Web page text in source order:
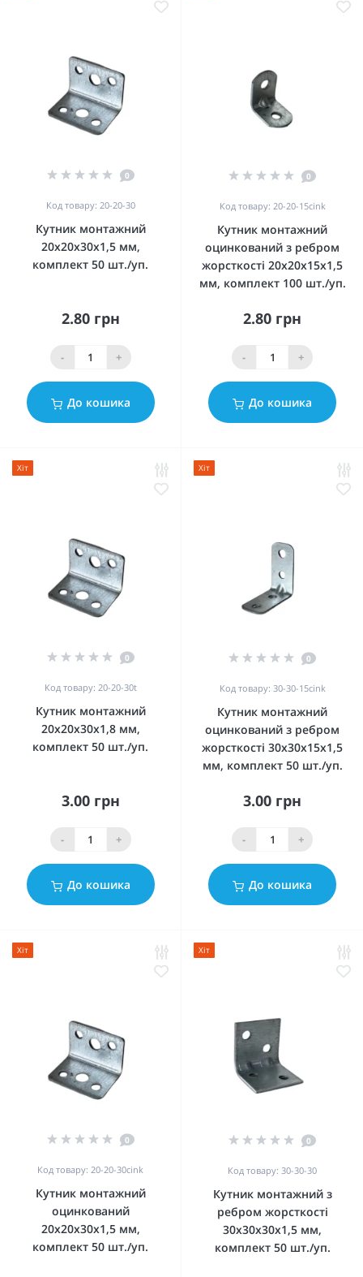
0
Код товару: 20-20-30
Кутник монтажний
20x20x30x1,5 мм,
комплект 50 шт./уп.
2.80 грн
- +
До кошика
0
Код товару: 20-20-15cink
Кутник монтажний
оцинкований з ребром
жорсткості 20x20x15x1,5
мм, комплект 100 шт./уп.
2.80 грн
- +
До кошика
Хіт
0
Код товару: 20-20-30t
Кутник монтажний
20x20x30x1,8 мм,
комплект 50 шт./уп.
3.00 грн
- +
До кошика
Хіт
0
Код товару: 30-30-15cink
Кутник монтажний
оцинкований з ребром
жорсткості 30x30x15x1,5
мм, комплект 50 шт./уп.
3.00 грн
- +
До кошика
Хіт
0
Код товару: 20-20-30cink
Кутник монтажний
оцинкований
20x20x30x1,5 мм,
комплект 50 шт./уп.
Хіт
0
Код товару: 30-30-30
Кутник монтажний з
ребром жорсткості
30x30x30x1,5 мм,
комплект 50 шт./уп.